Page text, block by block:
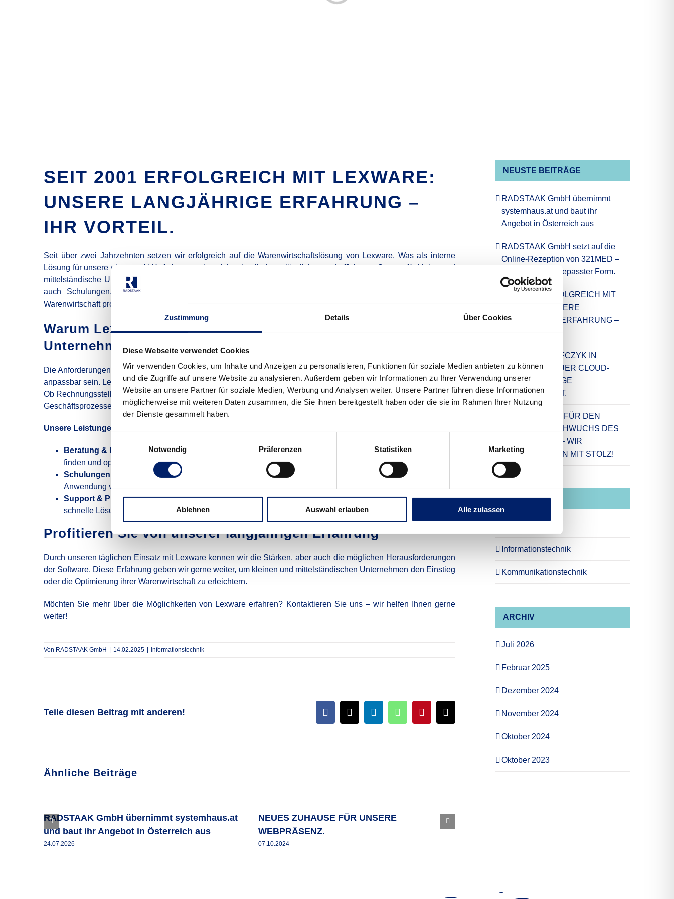
Zustimmung Details Über Cookies
Diese Webseite verwendet Cookies
Wir verwenden Cookies, um Inhalte und Anzeigen zu personalisieren, Funktionen für soziale Medien anbieten zu können
und die Zugriffe auf unsere Website zu analysieren. Außerdem geben wir Informationen zu Ihrer Verwendung unserer
Website an unsere Partner für soziale Medien, Werbung und Analysen weiter. Unsere Partner führen diese Informationen
möglicherweise mit weiteren Daten zusammen, die Sie ihnen bereitgestellt haben oder die sie im Rahmen Ihrer Nutzung
der Dienste gesammelt haben.
Notwendig
Präferenzen Statistiken Marketing
Ablehnen Auswahl erlauben Alle zulassen
Bild
SEIT 2001 ERFOLGREICH MIT LEXWARE:
UNSERE LANGJÄHRIGE ERFAHRUNG –
IHR VORTEIL.
Seit über zwei Jahrzehnten setzen wir erfolgreich auf die Warenwirtschaftslösung von Lexware. Was als interne
Lösung für unsere eigenen Abläufe begann, hat sich schnell als verlässliches und effizientes System für kleine und
mittelständische Unternehmen erwiesen. Heute nutzen wir nicht nur selbst die bewährte Software, sondern bieten
auch Schulungen, Support und Beratung für Unternehmen an, die von den Vorteilen einer durchdachten
Warenwirtschaft profitieren möchten.
Warum Lexware für kleine und mittelständische
Unternehmen?
Die Anforderungen an eine Warenwirtschaftslösung sind klar: Sie muss zuverlässig, leicht verständlich und
anpassbar sein. Lexware erfüllt all diese Kriterien und bietet zudem ein hervorragendes Preis-Leistungs-Verhältnis.
Ob Rechnungsstellung, Lagerverwaltung oder Buchhaltung – mit Lexware lassen sich alle wichtigen
Geschäftsprozesse effizient steuern.
Unsere Leistungen rund um Lexware:
Beratung & Implementierung:Wir helfen Ihnen, die passende Lexware-Lösung für Ihr Unternehmen zu
finden und optimal einzurichten.
Schulungen & Workshops:
Ob Einsteiger oder Fortgeschrittene – wir schulen Sie und Ihr Team gezielt in der
Anwendung von Lexware.
Support & Problembehebung:Sollte es einmal haken, stehen wir Ihnen mit Rat und Tat zur Seite, um
schnelle Lösungen zu finden.
Profitieren Sie von unserer langjährigen Erfahrung
Durch unseren täglichen Einsatz mit Lexware kennen wir die Stärken, aber auch die möglichen Herausforderungen
der Software. Diese Erfahrung geben wir gerne weiter, um kleinen und mittelständischen Unternehmen den Einstieg
oder die Optimierung ihrer Warenwirtschaft zu erleichtern.
Möchten Sie mehr über die Möglichkeiten von Lexware erfahren? Kontaktieren Sie uns – wir helfen Ihnen gerne
weiter!
Von RADSTAAK GmbH 14.02.2025 Informationstechnik
Teile diesen Beitrag mit anderen! Facebook
X LinkedInWhatsAppPinterest
E-
Mail
Ähnliche Beiträge
RADSTAAK GmbH übernimmt systemhaus.at
und baut ihr Angebot in Österreich aus
24.07.2026
NEUES ZUHAUSE FÜR UNSERE
WEBPRÄSENZ.
07.10.2024
NEUSTE BEITRÄGE
RADSTAAK GmbH übernimmt
systemhaus.at und baut ihr
Angebot in Österreich aus
RADSTAAK GmbH setzt auf die
Online-Rezeption von 321MED –
in individuell angepasster Form.
SEIT 2001 ERFOLGREICH MIT
LEXWARE: UNSERE
LANGJÄHRIGE ERFAHRUNG –
IHR VORTEIL.
FRANK SCHEFFCZYK IN
ESSEN MIT NEUER CLOUD-
TELEFONANLAGE
AUSGESTATTET.
NEUE TRIKOTS FÜR DEN
HANDBALLNACHWUCHS DES
TSV BOCHOLT – WIR
UNTERSTÜTZEN MIT STOLZ!
KATEGORIEN
Informationstechnik
Kommunikationstechnik
ARCHIV
Juli 2026
Februar 2025
Dezember 2024
November 2024
Oktober 2024
Oktober 2023